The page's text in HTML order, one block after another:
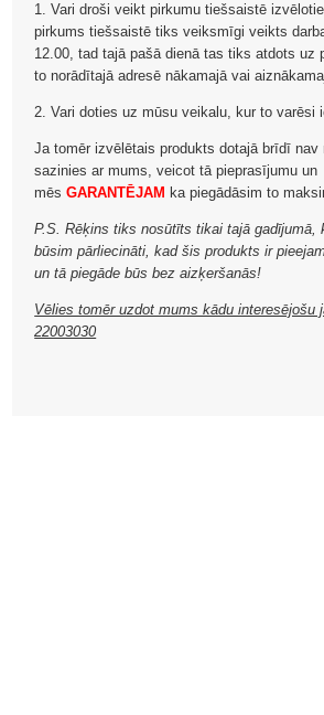
1. Vari droši veikt pirkumu tiešsaistē
pirkums tiešsaistē tiks veiksmīgi veikts
12.00, tad tajā pašā dienā tas tiks atdots uz
to norādītajā adresē nākamajā vai
2. Vari doties uz mūsu veikalu, kur to varēsi
Ja tomēr izvēlētais produkts dotajā brīdī nav
sazinies ar mums, veicot tā pieprasījumu un
mēsGARANTĒJAM ka piegādāsim to
P.S. Rēķins tiks nosūtīts tikai tajā gadījumā,
būsim pārliecināti, kad šis produkts ir
un tā piegāde būs bez aizķeršanās!
Vēlies tomēr uzdot mums kādu interesējošu
22003030